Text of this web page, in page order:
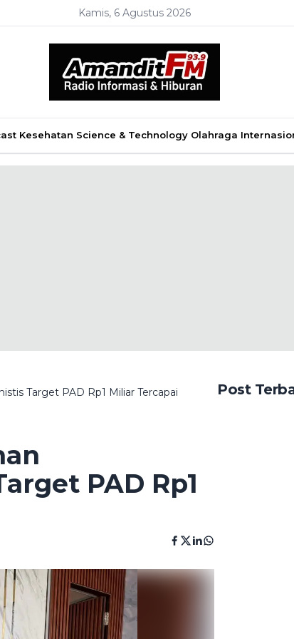
Kamis, 6 Agustus 2026
Kesehatan Science & Technology Olahraga
Target PAD Rp1 Miliar Tercapai
PAD Rp1
Post